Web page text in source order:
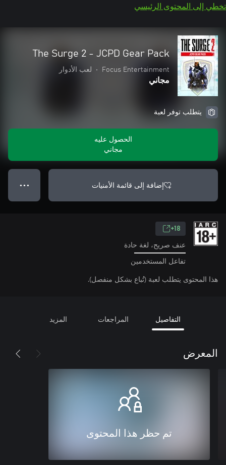
تخطي إلى المحتوى الرئيسي
The Surge 2 - JCPD Gear Pack
Focus Entertainment
• لعب الأدوار
مجاني
يتطلب توفر لعبة
الحصول عليه
مجاني
إضافة إلى قائمة الأمنيات ● ● ●
18+
عنف صريح، لغة حادة
تفاعل المستخدمين
هذا المحتوى يتطلب لعبة (تُباع بشكل منفصل).
التفاصيل المراجعات المزيد
المعرض
تم حظر هذا المحتوى